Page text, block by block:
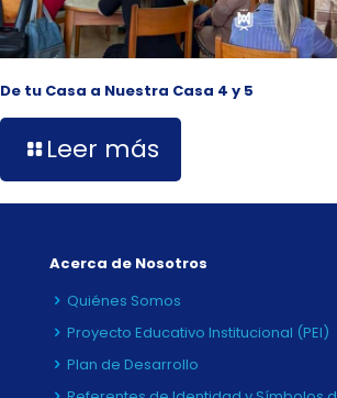
De tu Casa a Nuestra Casa 4 y 5
Leer más
Acerca de Nosotros
Quiénes Somos
Proyecto Educativo Institucional (PEI)
Plan de Desarrollo